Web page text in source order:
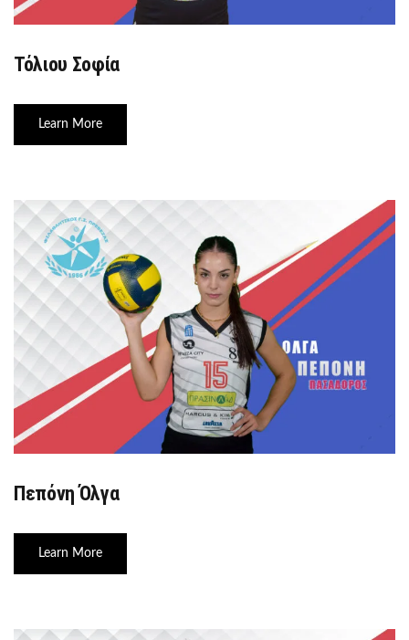
Τόλιου Σοφία
Learn More
Πεπόνη Όλγα
Learn More